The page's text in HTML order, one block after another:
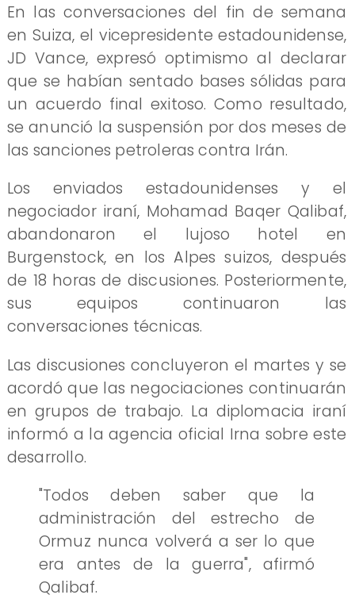
En las conversaciones del fin de semana
en Suiza, el vicepresidente estadounidense,
JD Vance, expresó optimismo al declarar
que se habían sentado bases sólidas para
un acuerdo final exitoso. Como resultado,
se anunció la suspensión por dos meses de
las sanciones petroleras contra Irán.
Los enviados estadounidenses y el
negociador iraní, Mohamad Baqer Qalibaf,
abandonaron el lujoso hotel en
Burgenstock, en los Alpes suizos, después
de 18 horas de discusiones. Posteriormente,
sus equipos continuaron las
conversaciones técnicas.
Las discusiones concluyeron el martes y se
acordó que las negociaciones continuarán
en grupos de trabajo. La diplomacia iraní
informó a la agencia oficial Irna sobre este
desarrollo.
"Todos deben saber que la
administración del estrecho de
Ormuz nunca volverá a ser lo que
era antes de la guerra", afirmó
Qalibaf.